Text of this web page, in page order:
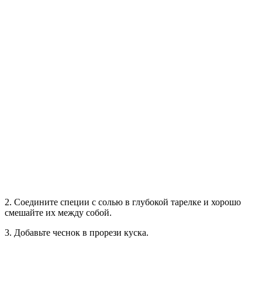
2. Соедините специи с солью в глубокой тарелке и хорошо
смешайте их между собой.
3. Добавьте чеснок в прорези куска.